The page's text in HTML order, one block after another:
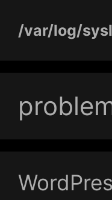
Inhalt
springen
/var/log/